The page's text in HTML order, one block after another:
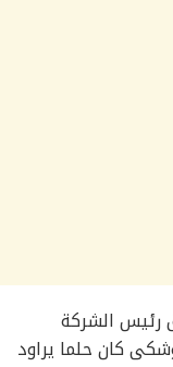
رئيس الشركة
كان حلما يراود